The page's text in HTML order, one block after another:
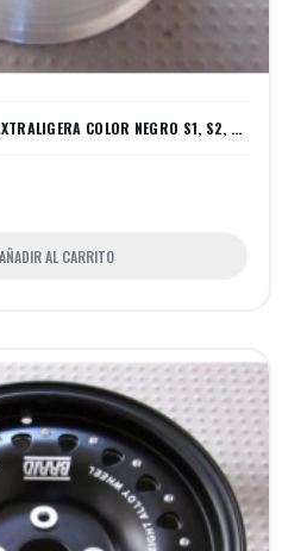
LLANTA TRASERA BRAID EXTRALIGERA COLOR NEGRO S1, S2, S3
AÑADIR AL CARRITO